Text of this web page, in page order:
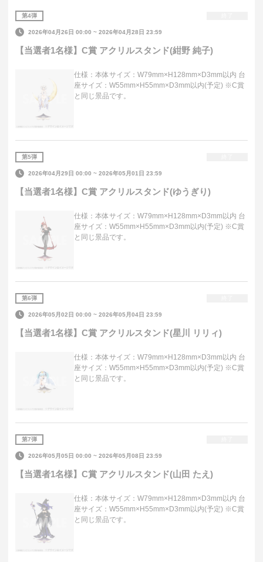
第4弾
2026年04月26日 00:00 ~2026年04月28日 23:59
【当選者1名様】C賞 アクリルスタンド(紺野 純子)
仕様：本体サイズ：W79mm×H128mm×D3mm以内 台
座サイズ：W55mm×H55mm×D3mm以内(予定) ※C賞
と同じ景品です。
第5弾
2026年04月29日 00:00 ~2026年05月01日 23:59
【当選者1名様】C賞 アクリルスタンド(ゆうぎり)
仕様：本体サイズ：W79mm×H128mm×D3mm以内 台
座サイズ：W55mm×H55mm×D3mm以内(予定) ※C賞
と同じ景品です。
第6弾
2026年05月02日 00:00 ~2026年05月04日 23:59
【当選者1名様】C賞 アクリルスタンド(星川 リリィ)
仕様：本体サイズ：W79mm×H128mm×D3mm以内 台
座サイズ：W55mm×H55mm×D3mm以内(予定) ※C賞
と同じ景品です。
第7弾
2026年05月05日 00:00 ~2026年05月08日 23:59
【当選者1名様】C賞 アクリルスタンド(山田 たえ)
仕様：本体サイズ：W79mm×H128mm×D3mm以内 台
座サイズ：W55mm×H55mm×D3mm以内(予定) ※C賞
と同じ景品です。